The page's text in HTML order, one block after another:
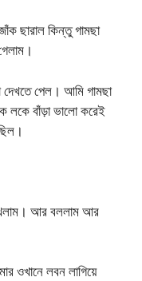
ছারাল কিন্তু গামছা
দেখতে পেল। আমি গামছা
লকে বাঁড়া ভালো করেই
আর বললাম আর
ওখানে লবন লাগিয়ে